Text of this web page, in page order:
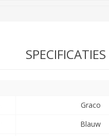
SPECIFICATIES
Graco
Blauw